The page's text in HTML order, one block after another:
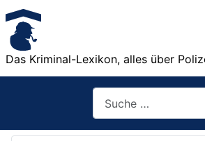
Das Kriminal-Lexikon, alles über